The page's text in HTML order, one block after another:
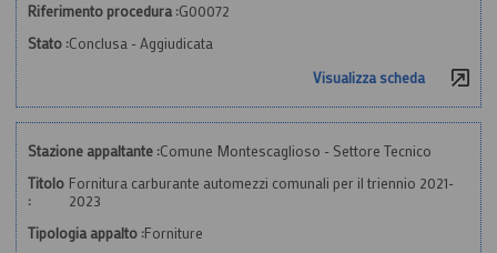
Riferimento procedura :G00072
Stato :Conclusa - Aggiudicata
Visualizza scheda
Stazione appaltante :Comune Montescaglioso - Settore Tecnico
Titolo
:
Fornitura carburante automezzi comunali per il triennio 2021-
2023
Tipologia appalto :Forniture